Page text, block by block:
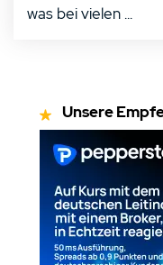
was bei vielen ...
Unsere